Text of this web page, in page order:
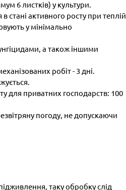
6 листків) у культури.
стані активного росту при теплій
у мінімально
а також іншими
робіт - 3 дні.
для приватних господарств: 100
погоду, не допускаючи
таку обробку слід